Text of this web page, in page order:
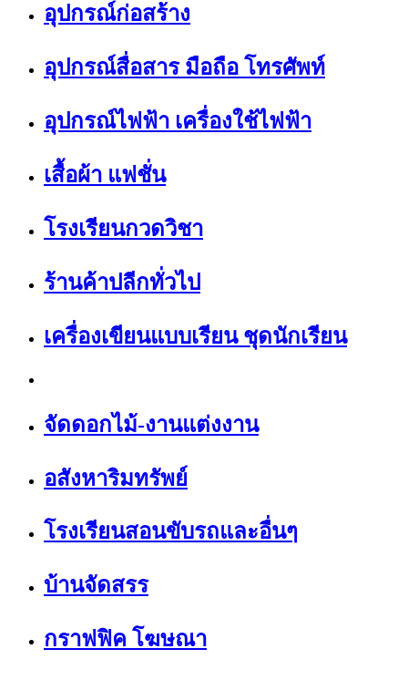
อุปกรณ์ก่อสร้าง
อุปกรณ์สื่อสาร มือถือ โทรศัพท์
อุปกรณ์ไฟฟ้า เครื่องใช้ไฟฟ้า
เสื้อผ้า แฟชั่น
โรงเรียนกวดวิชา
ร้านค้าปลีกทั่วไป
เครื่องเขียนแบบเรียน ชุดนักเรียน
จัดดอกไม้-งานแต่งงาน
อสังหาริมทรัพย์
โรงเรียนสอนขับรถและอื่นๆ
บ้านจัดสรร
กราฟฟิค โฆษณา